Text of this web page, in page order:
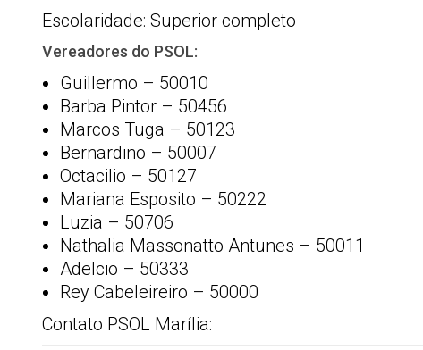
Escolaridade: Superior completo
Vereadores do PSOL:
Guillermo – 50010
Barba Pintor – 50456
Marcos Tuga – 50123
Bernardino – 50007
Octacilio – 50127
Mariana Esposito – 50222
Luzia – 50706
Nathalia Massonatto Antunes – 50011
Adelcio – 50333
Rey Cabeleireiro – 50000
Contato PSOL Marília: